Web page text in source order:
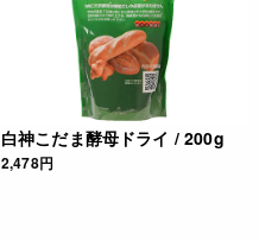
白神こだま酵母ドライ / 200g
2,478円